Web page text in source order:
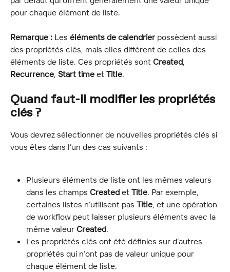
pour chaque élément de liste.
Remarque : Les éléments de calendrier possèdent aussi
des propriétés clés, mais elles diffèrent de celles des
éléments de liste. Ces propriétés sont Created,
Recurrence, Start time et Title.
Quand faut-il modifier les propriétés
clés ?
Vous devrez sélectionner de nouvelles propriétés clés si
vous êtes dans l’un des cas suivants :
Plusieurs éléments de liste ont les mêmes valeurs
dans les champs Created et Title. Par exemple,
certaines listes n’utilisent pas Title, et une opération
de workflow peut laisser plusieurs éléments avec la
même valeur Created.
Les propriétés clés ont été définies sur d’autres
propriétés qui n’ont pas de valeur unique pour
chaque élément de liste.